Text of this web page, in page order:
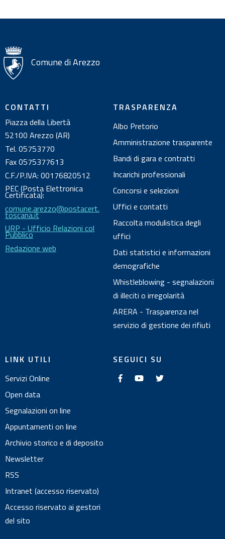
i
n
i
s
d
o
c
u
m
e
n
t
o
Comune di Arezzo
CONTATTI
Piazza della Libertà
52100 Arezzo (AR)
Tel. 05753770
Fax 0575377613
C.F./P.IVA: 00176820512
PEC (Posta Elettronica
Certificata):
comune.arezzo@postacert.
toscana.it
URP - Ufficio Relazioni col
Pubblico
Redazione web
TRASPARENZA
Albo Pretorio
Amministrazione trasparente
Bandi di gara e contratti
Incarichi professionali
Concorsi e selezioni
Uffici e contatti
Raccolta modulistica degli
uffici
Dati statistici e informazioni
demografiche
Whistleblowing - segnalazioni
di illeciti o irregolarità
ARERA - Trasparenza nel
servizio di gestione dei rifiuti
LINK UTILI
Servizi Online
Open data
Segnalazioni on line
Appuntamenti on line
Archivio storico e di deposito
Newsletter
RSS
Intranet (accesso riservato)
Accesso riservato ai gestori
del sito
SEGUICI SU
t
w